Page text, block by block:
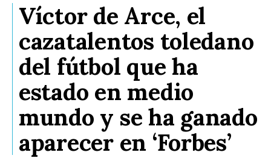
Víctor de Arce, el
cazatalentos toledano
del fútbol que ha
estado en medio
mundo y se ha ganado
aparecer en ‘Forbes’